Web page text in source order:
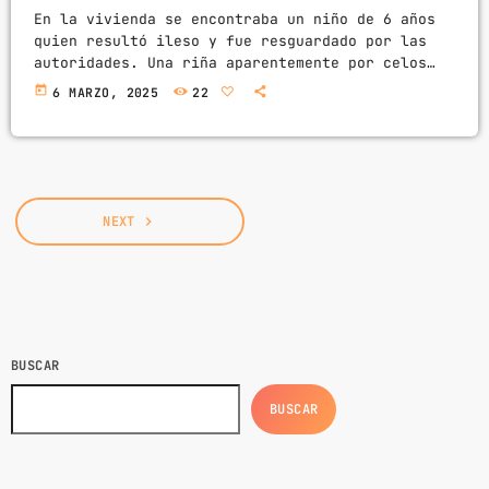
En la vivienda se encontraba un niño de 6 años
quien resultó ileso y fue resguardado por las
autoridades. Una riña aparentemente por celos
terminó en tragedia para una familia, luego de
casa alertó a los vecinos quienes […]
today 6 MARZO, 2025 22
NEXT navigate_next
BUSCAR
BUSCAR